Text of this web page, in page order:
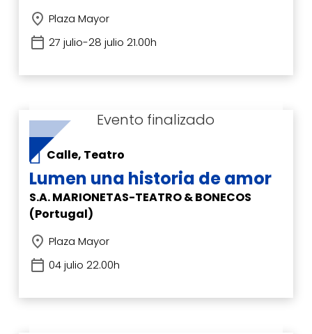
Plaza Mayor
27 julio-28 julio 21.00h
Calle, Teatro
Lumen una historia de amor
S.A. MARIONETAS-TEATRO & BONECOS
(Portugal)
Plaza Mayor
04 julio 22.00h